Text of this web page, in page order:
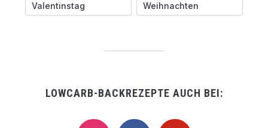
Valentinstag Weihnachten
LOWCARB-BACKREZEPTE AUCH BEI:
instagramfacebookpinterest